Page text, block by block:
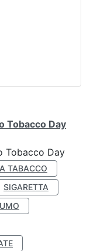
Tobacco Day
Tobacco Day
TABACCO
SIGARETTA